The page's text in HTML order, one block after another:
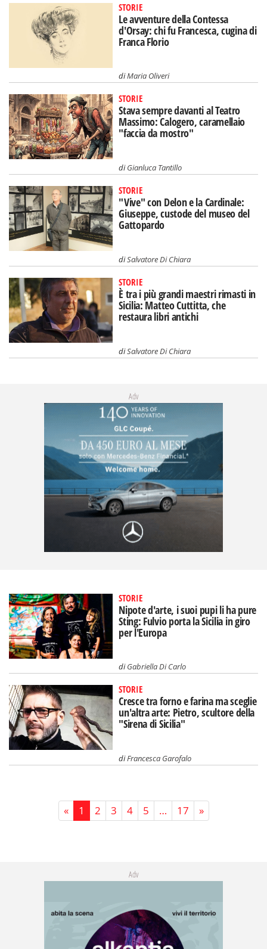
STORIE
Le avventure della Contessa
d'Orsay: chi fu Francesca, cugina di
Franca Florio
diMaria Oliveri
STORIE
Stava sempre davanti al Teatro
Massimo: Calogero, caramellaio
"faccia da mostro"
diGianluca Tantillo
STORIE
"Vive" con Delon e la Cardinale:
Giuseppe, custode del museo del
Gattopardo
diSalvatore Di Chiara
STORIE
È tra i più grandi maestri rimasti in
Sicilia: Matteo Cuttitta, che
restaura libri antichi
diSalvatore Di Chiara
Adv
STORIE
Nipote d'arte, i suoi pupi li ha pure
Sting: Fulvio porta la Sicilia in giro
per l'Europa
diGabriella Di Carlo
STORIE
Cresce tra forno e farina ma sceglie
un'altra arte: Pietro, scultore della
"Sirena di Sicilia"
diFrancesca Garofalo
« 1 2 3 4 5 … 17 »
Adv